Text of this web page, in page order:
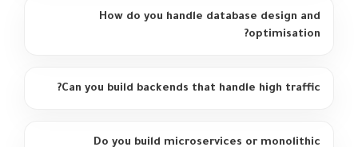
How do you handle database design and
optimisation?
Can you build backends that handle high traffic?
Do you build microservices or monolithic